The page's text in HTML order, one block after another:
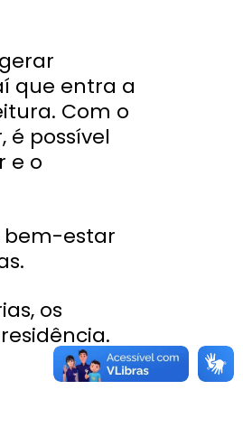
que entra a
Com o
possível
e o
bem-estar
os